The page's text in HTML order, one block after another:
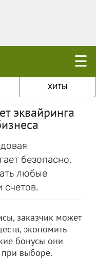
☰
ХИТЫ
эквайринга
безопасно,
любые
счетов.
заказчик может
экономить
бонусы они
при выборе.